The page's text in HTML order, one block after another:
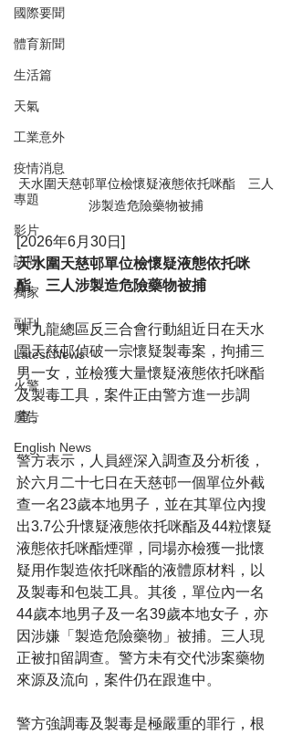
國際要聞
體育新聞
生活篇
天氣
工業意外
疫情消息
專題
影片
訪問
獨家
副刊
Latest News
火警
廣告
English News
天水圍天慈邨單位檢懷疑液態依托咪酯　三人
涉製造危險藥物被捕
[2026年6月30日]
天水圍天慈邨單位檢懷疑液態依托咪
酯　三人涉製造危險藥物被捕
東九龍總區反三合會行動組近日在天水
圍天慈邨偵破一宗懷疑製毒案，拘捕三
男一女，並檢獲大量懷疑液態依托咪酯
及製毒工具，案件正由警方進一步調
查。
警方表示，人員經深入調查及分析後，
於六月二十七日在天慈邨一個單位外截
查一名23歲本地男子，並在其單位內搜
出3.7公升懷疑液態依托咪酯及44粒懷疑
液態依托咪酯煙彈，同場亦檢獲一批懷
疑用作製造依托咪酯的液體原材料，以
及製毒和包裝工具。其後，單位內一名
44歲本地男子及一名39歲本地女子，亦
因涉嫌「製造危險藥物」被捕。三人現
正被扣留調查。警方未有交代涉案藥物
來源及流向，案件仍在跟進中。
警方強調毒及製毒是極嚴重的罪行，根